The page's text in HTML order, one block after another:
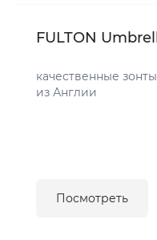
FULTON
качественные зонты
из Англии
Посмотреть